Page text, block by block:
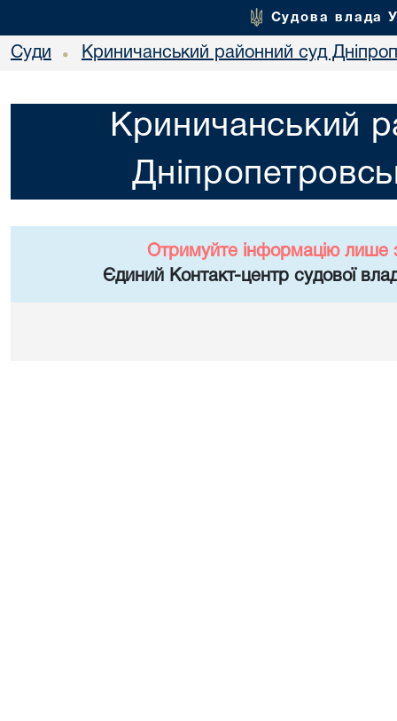
Судова влада
Суди • Криничанський районний суд
Криничанський
Отримуйте інформацію лише
Єдиний Контакт-центр судової